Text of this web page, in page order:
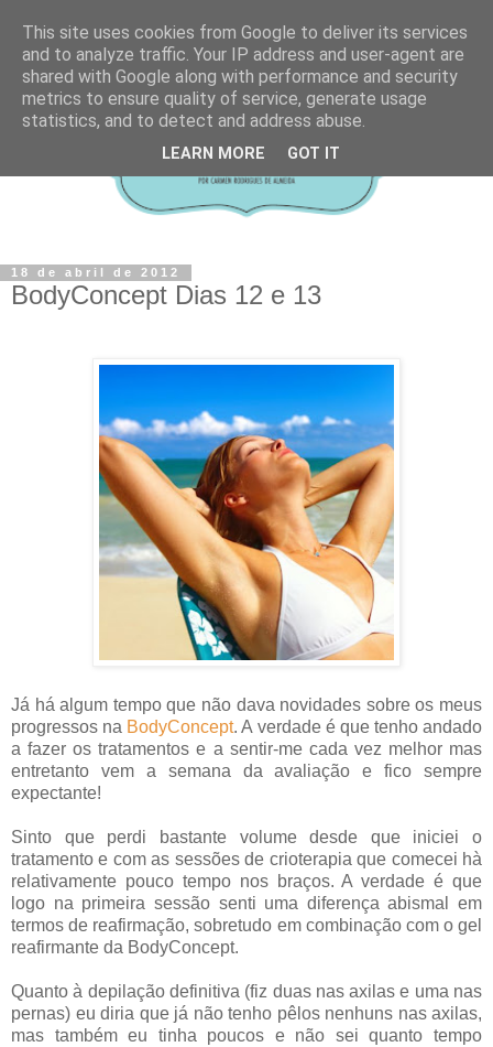
18 de abril de 2012
BodyConcept Dias 12 e 13
Já há algum tempo que não dava novidades sobre os meus
progressos na BodyConcept. A verdade é que tenho andado
a fazer os tratamentos e a sentir-me cada vez melhor mas
entretanto vem a semana da avaliação e fico sempre
expectante!
Sinto que perdi bastante volume desde que iniciei o
tratamento e com as sessões de crioterapia que comecei hà
relativamente pouco tempo nos braços. A verdade é que
logo na primeira sessão senti uma diferença abismal em
termos de reafirmação, sobretudo em combinação com o gel
reafirmante da BodyConcept.
Quanto à depilação definitiva (fiz duas nas axilas e uma nas
pernas) eu diria que já não tenho pêlos nenhuns nas axilas,
mas também eu tinha poucos e não sei quanto tempo
This site uses cookies from Google to deliver its services
and to analyze traffic. Your IP address and user-agent are
shared with Google along with performance and security
metrics to ensure quality of service, generate usage
statistics, and to detect and address abuse.
LEARN MORE GOT IT